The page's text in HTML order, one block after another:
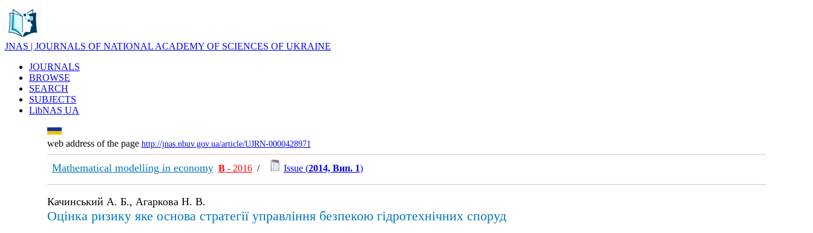
JNAS | JOURNALS OF NATIONAL ACADEMY OF SCIENCES OF UKRAINE
JOURNALS
BROWSE
SEARCH
SUBJECTS
LibNAS UA
web address of the page http://jnas.nbuv.gov.ua/article/UJRN-0000428971
Mathematical modelling in economy В- 2016/ Issue (2014, Вип. 1)
Качинський А. Б., Агаркова Н. В.
Оцінка ризику яке основа стратегії управління безпекою гідротехнічних споруд